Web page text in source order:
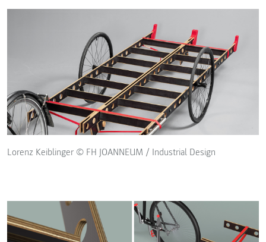
Lorenz Keiblinger © FH JOANNEUM / Industrial Design